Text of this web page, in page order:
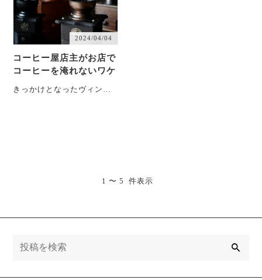
2024/04/04
コーヒー屋店主がお店で
コーヒーを淹れないワケ
きっかけとなったヴィンテ
1 〜 5 件表示